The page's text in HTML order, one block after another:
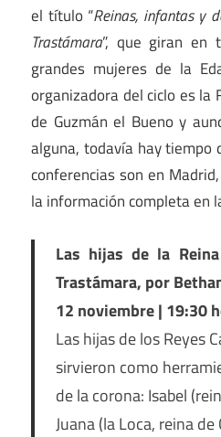
el título “Reinas, infantas y
Trastámara”, que giran en
grandes mujeres de la
organizadora del ciclo es la
de Guzmán el Bueno y
alguna, todavía hay tiempo
conferencias son en
la información completa en
Las hijas de la
Trastámara, por
12 noviembre | 19:30
Las hijas de los Reyes
sirvieron como
de la corona: Isabel
Juana (la Loca, reina de